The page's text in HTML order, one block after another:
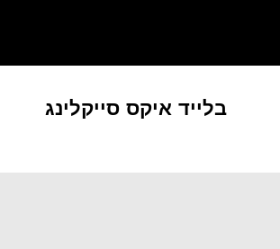
בלייד איקס סייקלינג